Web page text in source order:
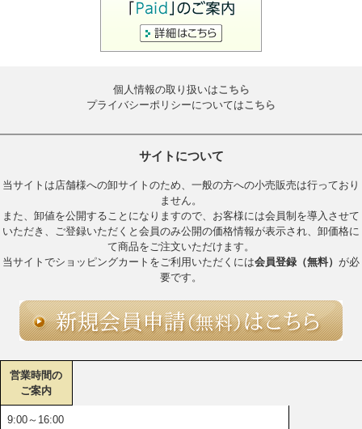
個人情報の取り扱いはこちら
プライバシーポリシーについてはこちら
サイトについて
当サイトは店舗様への卸サイトのため、一般の方への小売販売は行っており
ません。
また、卸値を公開することになりますので、お客様には会員制を導入させて
いただき、ご登録いただくと会員のみ公開の価格情報が表示され、卸価格に
て商品をご注文いただけます。
当サイトでショッピングカートをご利用いただくには会員登録（無料） が必
要です。
営業時間の
ご案内
9:00～16:00